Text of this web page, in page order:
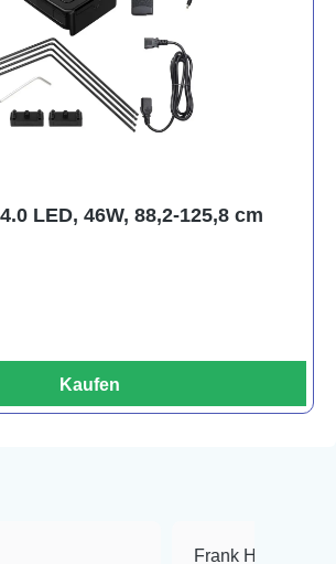
LED, 46W, 88,2-125,8 cm
Kaufen
Frank Hackmayer